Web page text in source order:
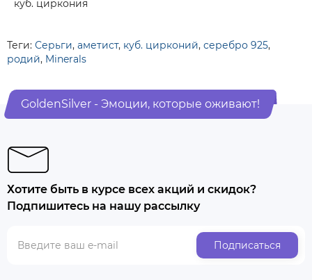
куб. циркония
Теги: Серьги, аметист, куб. цирконий, серебро 925,
родий, Minerals
GoldenSilver - Эмоции, которые оживают!
Хотите быть в курсе всех акций и скидок?
Подпишитесь на нашу рассылку
Подписаться